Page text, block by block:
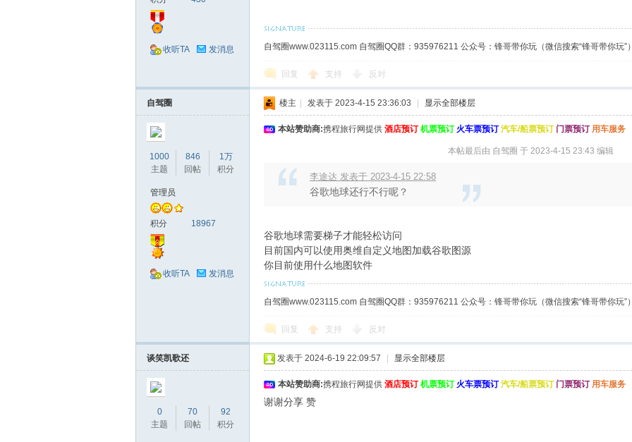
收听TA 发消息 自驾圈www.023115.com 自驾圈QQ群：935976211 公众号：锋哥带你玩（微信搜索“锋哥带你玩”
回复 支持 反对
自驾圈
1000
主题
846
回帖
1万
积分
管理员
积分 18967
收听TA 发消息
楼主 发表于 2023-4-15 23:36:03 显示全部楼层
本站赞助商:携程旅行网提供 酒店预订 机票预订 火车票预订 汽车/船票预订 门票预订 用车服务
本帖最后由 自驾圈 于 2023-4-15 23:43 编辑
李途达 发表于 2023-4-15 22:58
谷歌地球还行不行呢？
谷歌地球需要梯子才能轻松访问
目前国内可以使用奥维自定义地图加载谷歌图源
你目前使用什么地图软件
自驾圈www.023115.com 自驾圈QQ群：935976211 公众号：锋哥带你玩（微信搜索“锋哥带你玩”
回复 支持 反对
谈笑凯歌还
0
主题
70
回帖
92
积分
发表于 2024-6-19 22:09:57 显示全部楼层
本站赞助商:携程旅行网提供 酒店预订 机票预订 火车票预订 汽车/船票预订 门票预订 用车服务
谢谢分享 赞